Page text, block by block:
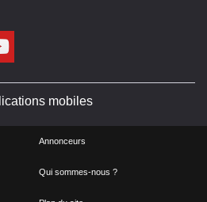
mobiles
Annonceurs
Qui sommes-nous ?